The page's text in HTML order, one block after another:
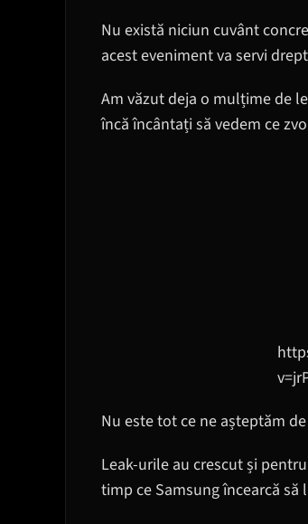
Nu există niciun cuvânt
acest eveniment va servi
Am văzut deja o mulțime de
încă încântați să vedem ce
Nu este tot ce ne așteptăm
Leak-urile au crescut și
timp ce Samsung încearcă să